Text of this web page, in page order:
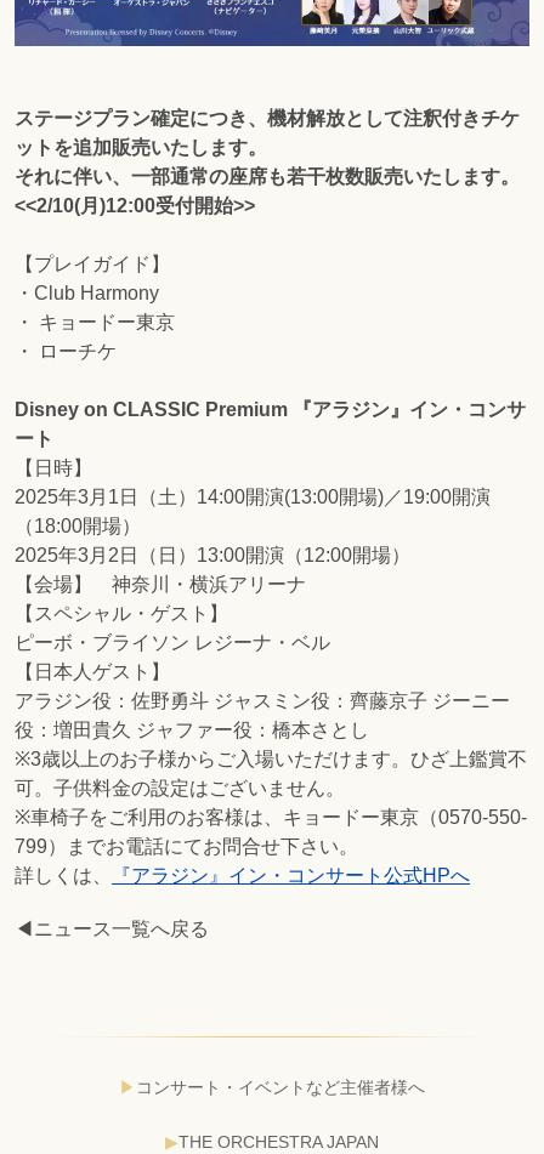
ステージプラン確定につき、機材解放として注釈付きチケ
ットを追加販売いたします。
それに伴い、一部通常の座席も若干枚数販売いたします。
<<2/10(月)12:00受付開始>>
【プレイガイド】
・Club Harmony
・ キョードー東京
・ ローチケ
Disney on CLASSIC Premium 『アラジン』イン・コンサ
ート
【日時】
2025年3月1日（土）14:00開演(13:00開場)／19:00開演
（18:00開場）
2025年3月2日（日）13:00開演（12:00開場）
【会場】 神奈川・横浜アリーナ
【スペシャル・ゲスト】
ピーボ・ブライソン レジーナ・ベル
【日本人ゲスト】
アラジン役：佐野勇斗 ジャスミン役：齊藤京子 ジーニー
役：増田貴久 ジャファー役：橋本さとし
※3歳以上のお子様からご入場いただけます。ひざ上鑑賞不
可。子供料金の設定はございません。
※車椅子をご利用のお客様は、キョードー東京（0570-550-
799）までお電話にてお問合せ下さい。
詳しくは、
『アラジン』イン・コンサート公式HPへ
◀ニュース一覧へ戻る
コンサート・イベントなど主催者様へ
THE ORCHESTRA JAPAN